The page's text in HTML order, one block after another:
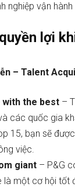
nghiệp vận
lợi
– Talent
the best –
các quốc gia
15, bạn sẽ
việc.
giant – P&G
là một cơ hội tốt